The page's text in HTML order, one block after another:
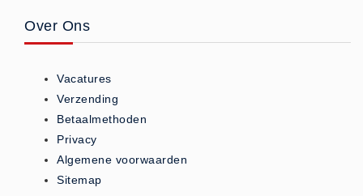
Blusserkasten (3)
Poederblussers (5)
Schuimblussers (6)
Brandmelders
CO melders (2)
Rookmelders (8)
Over Ons
Vacatures
Verzending
Betaalmethoden
Privacy
Algemene voorwaarden
Sitemap